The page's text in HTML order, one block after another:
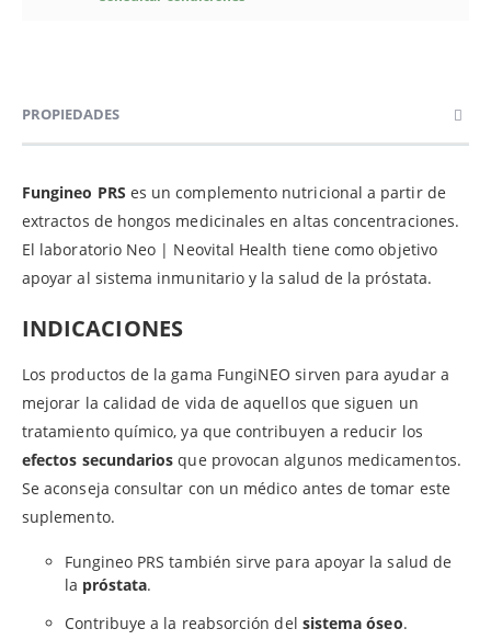
PROPIEDADES
Fungineo PRS es un complemento nutricional a partir de
extractos de hongos medicinales en altas concentraciones.
El laboratorio Neo | Neovital Health tiene como objetivo
apoyar al sistema inmunitario y la salud de la próstata.
INDICACIONES
Los productos de la gama FungiNEO sirven para ayudar a
mejorar la calidad de vida de aquellos que siguen un
tratamiento químico, ya que contribuyen a reducir los
efectos secundarios que provocan algunos medicamentos.
Se aconseja consultar con un médico antes de tomar este
suplemento.
Fungineo PRS también sirve para apoyar la salud de
la próstata.
Contribuye a la reabsorción del sistema óseo.